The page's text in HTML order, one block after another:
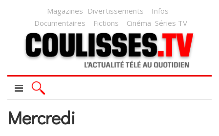
Magazines Divertissements
Infos
Documentaires
Fictions Cinéma Séries TV
Mercredi